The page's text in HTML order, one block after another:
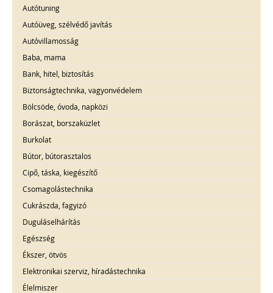
Autótuning
Autóüveg, szélvédő javítás
Autóvillamosság
Baba, mama
Bank, hitel, biztosítás
Biztonságtechnika, vagyonvédelem
Bölcsöde, óvoda, napközi
Borászat, borszaküzlet
Burkolat
Bútor, bútorasztalos
Cipő, táska, kiegészítő
Csomagolástechnika
Cukrászda, fagyizó
Duguláselhárítás
Egészség
Ékszer, ötvös
Elektronikai szerviz, híradástechnika
Élelmiszer